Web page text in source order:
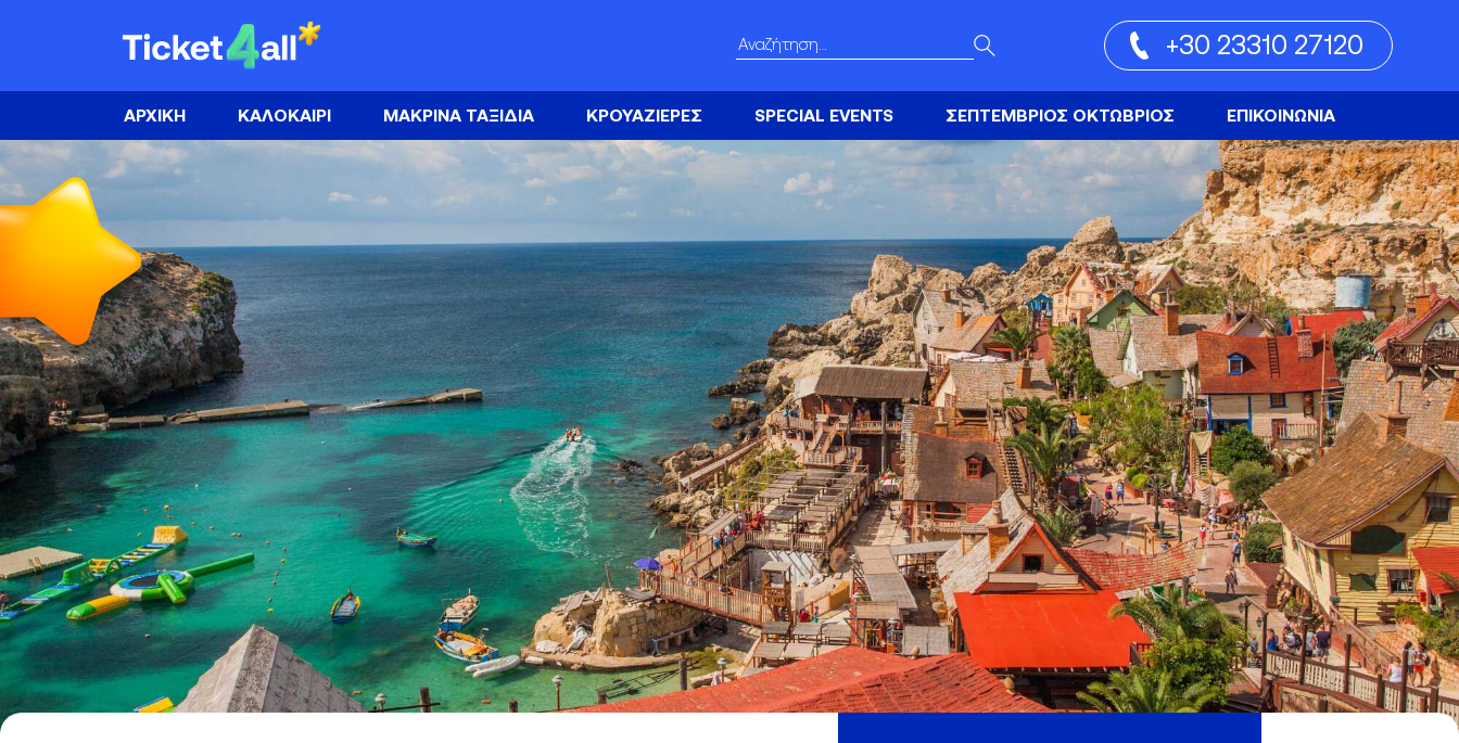
Αναζήτηση
για:
+30 23310 27120
ΑΡΧΙΚΗ ΚΑΛΟΚΑΙΡΙ
ΚΑΛΟΚΑΙΡΙ
ΕΛΛΑΔΑ
ΕΥΡΩΠΗ
ΜΑΚΡΙΝΑ ΤΑΞΙΔΙΑ ΚΡΟΥΑΖΙΕΡΕΣ SPECIAL EVENTS ΣΕΠΤΕΜΒΡΙΟΣ ΟΚΤΩΒΡΙΟΣ ΕΠΙΚΟΙΝΩΝΙΑ